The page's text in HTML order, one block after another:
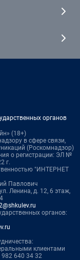
органов
(18+)
в сфере связи,
(Роскомнадзор)
о регистрации: ЭЛ №
г.
"ИНТЕРНЕТ
Павлович
Ленина, д. 12, 6 этаж,
органов:
клиентами
982 640 34 32